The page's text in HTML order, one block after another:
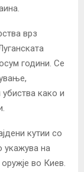
врз
години. Се
како и
кутии со
укажува на
во Киев.